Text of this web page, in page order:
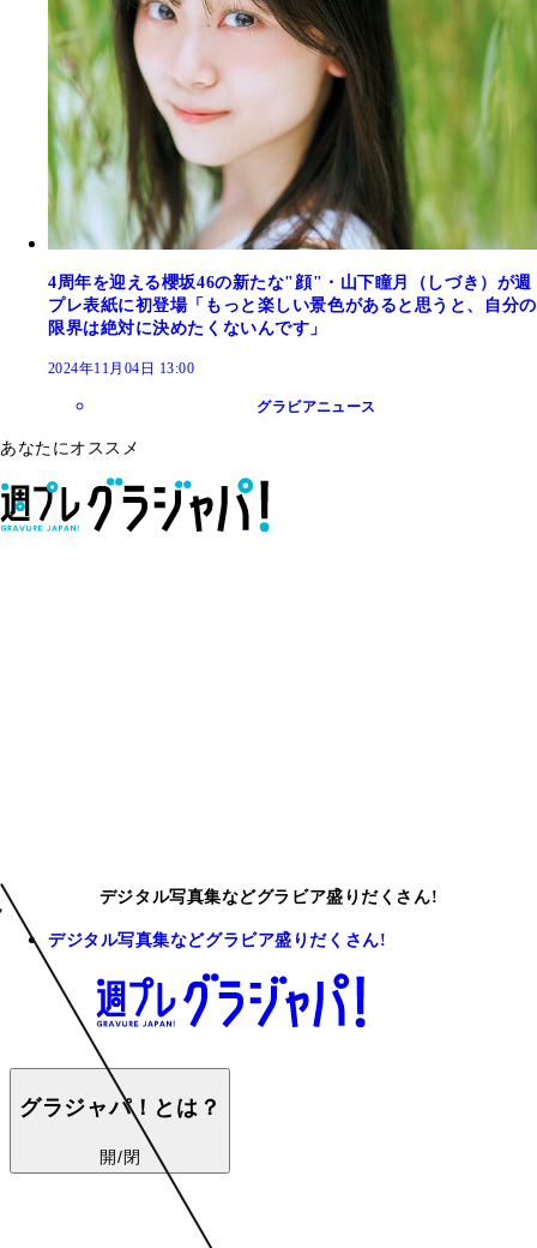
4周年を迎える櫻坂46の新たな"顔"・山下瞳月（しづき）が週
プレ表紙に初登場「もっと楽しい景色があると思うと、自分の
限界は絶対に決めたくないんです」
2024年11月04日 13:00
グラビアニュース
あなたにオススメ
デジタル写真集などグラビア盛りだくさん!
デジタル写真集などグラビア盛りだくさん!
グラジャパ！とは？
開/閉